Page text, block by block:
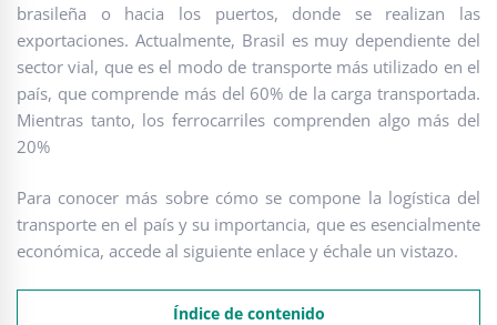
brasileña o hacia los puertos, donde se realizan las
exportaciones. Actualmente, Brasil es muy dependiente del
sector vial, que es el modo de transporte más utilizado en el
país, que comprende más del 60% de la carga transportada.
Mientras tanto, los ferrocarriles comprenden algo más del
20%
Para conocer más sobre cómo se compone la logística del
transporte en el país y su importancia, que es esencialmente
económica, accede al siguiente enlace y échale un vistazo.
Índice de contenido